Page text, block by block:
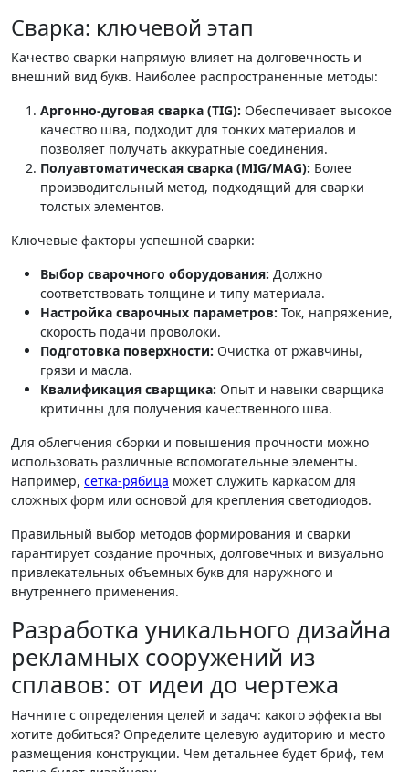
Сварка: ключевой этап
Качество сварки напрямую влияет на долговечность и
внешний вид букв. Наиболее распространенные методы:
Аргонно-дуговая сварка (TIG): Обеспечивает высокое
качество шва, подходит для тонких материалов и
позволяет получать аккуратные соединения.
Полуавтоматическая сварка (MIG/MAG): Более
производительный метод, подходящий для сварки
толстых элементов.
Ключевые факторы успешной сварки:
Выбор сварочного оборудования: Должно
соответствовать толщине и типу материала.
Настройка сварочных параметров: Ток, напряжение,
скорость подачи проволоки.
Подготовка поверхности: Очистка от ржавчины,
грязи и масла.
Квалификация сварщика: Опыт и навыки сварщика
критичны для получения качественного шва.
Для облегчения сборки и повышения прочности можно
использовать различные вспомогательные элементы.
Например, сетка-рябица может служить каркасом для
сложных форм или основой для крепления светодиодов.
Правильный выбор методов формирования и сварки
гарантирует создание прочных, долговечных и визуально
привлекательных объемных букв для наружного и
внутреннего применения.
Разработка уникального дизайна
рекламных сооружений из
сплавов: от идеи до чертежа
Начните с определения целей и задач: какого эффекта вы
хотите добиться? Определите целевую аудиторию и место
размещения конструкции. Чем детальнее будет бриф, тем